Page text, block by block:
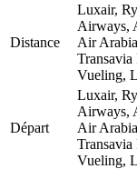
Distance
Luxair,
Airways,
Air
Vueling,
Départ
Luxair,
Airways,
Air
Vueling,